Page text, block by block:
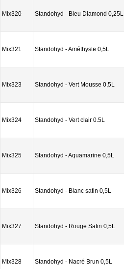
Mix320 Standohyd - Bleu Diamond 0,25L
Mix321 Standohyd - Améthyste 0,5L
Mix323 Standohyd - Vert Mousse 0,5L
Mix324 Standohyd - Vert clair 0.5L
Mix325 Standohyd - Aquamarine 0,5L
Mix326 Standohyd - Blanc satin 0,5L
Mix327 Standohyd - Rouge Satin 0,5L
Mix328 Standohyd - Nacré Brun 0,5L